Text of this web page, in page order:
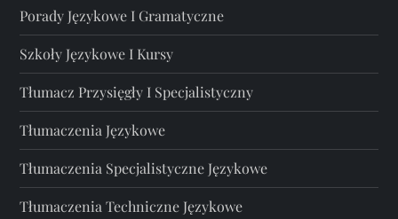
Porady Językowe I Gramatyczne
Szkoły Językowe I Kursy
Tłumacz Przysięgły I Specjalistyczny
Tłumaczenia Językowe
Tłumaczenia Specjalistyczne Językowe
Tłumaczenia Techniczne Językowe